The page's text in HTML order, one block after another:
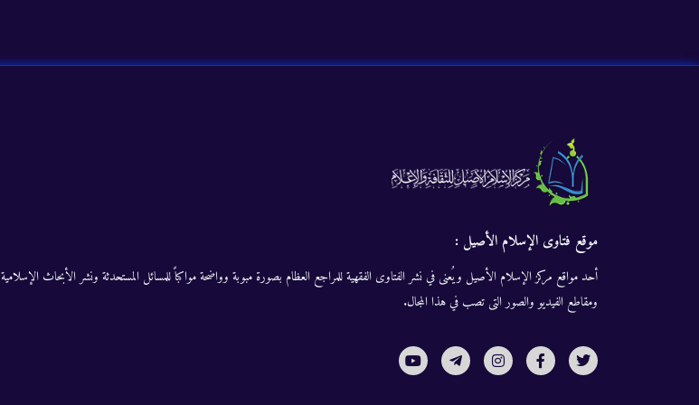
موقع فتاوى الإسلام الأصيل :
أحد مواقع مركز الإسلام الأصيل ويُعنى في نشر الفتاوى الفقهية للمراجع العظام بصورة مبوبة وواضحة مواكباً للمسائل المستحدثة ونشر الأبحاث الإسلامية
ومقاطع الفيديو والصور التى تصب في هذا المجال.